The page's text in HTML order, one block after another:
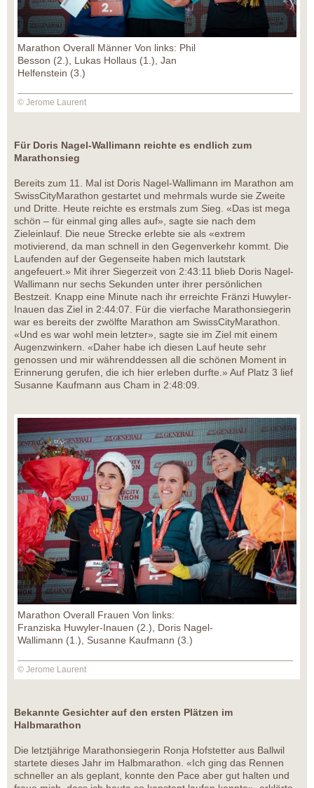
Marathon Overall Männer Von links: Phil
Besson (2.), Lukas Hollaus (1.), Jan
Helfenstein (3.)
© Jerome Laurent
Für Doris Nagel-Wallimann reichte es endlich zum
Marathonsieg
Bereits zum 11. Mal ist Doris Nagel-Wallimann im Marathon am
SwissCityMarathon gestartet und mehrmals wurde sie Zweite
und Dritte. Heute reichte es erstmals zum Sieg. «Das ist mega
schön – für einmal ging alles auf», sagte sie nach dem
Zieleinlauf. Die neue Strecke erlebte sie als «extrem
motivierend, da man schnell in den Gegenverkehr kommt. Die
Laufenden auf der Gegenseite haben mich lautstark
angefeuert.» Mit ihrer Siegerzeit von 2:43:11 blieb Doris Nagel-
Wallimann nur sechs Sekunden unter ihrer persönlichen
Bestzeit. Knapp eine Minute nach ihr erreichte Fränzi Huwyler-
Inauen das Ziel in 2:44:07. Für die vierfache Marathonsiegerin
war es bereits der zwölfte Marathon am SwissCityMarathon.
«Und es war wohl mein letzter», sagte sie im Ziel mit einem
Augenzwinkern. «Daher habe ich diesen Lauf heute sehr
genossen und mir währenddessen all die schönen Moment in
Erinnerung gerufen, die ich hier erleben durfte.» Auf Platz 3 lief
Susanne Kaufmann aus Cham in 2:48:09.
Marathon Overall Frauen Von links:
Franziska Huwyler-Inauen (2.), Doris Nagel-
Wallimann (1.), Susanne Kaufmann (3.)
© Jerome Laurent
Bekannte Gesichter auf den ersten Plätzen im
Halbmarathon
Die letztjährige Marathonsiegerin Ronja Hofstetter aus Ballwil
startete dieses Jahr im Halbmarathon. «Ich ging das Rennen
schneller an als geplant, konnte den Pace aber gut halten und